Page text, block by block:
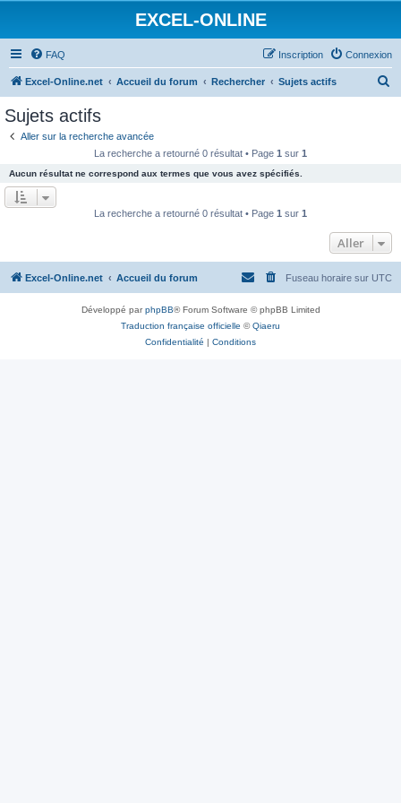
EXCEL-ONLINE
FAQ Connexion
Inscription
Excel-Online.net Accueil du forum Rechercher Sujets actifs
e
Sujets actifs
Aller sur la recherche avancée
La recherche a retourné 0 résultat • Page 1 sur 1
Aucun résultat ne correspond aux termes que vous avez spécifiés.
La recherche a retourné 0 résultat • Page 1 sur 1
Aller
Excel-Online.net Accueil du forum Fuseau horaire sur UTC
Développé parphpBB® Forum Software © phpBB Limited
Traduction française officielle ©Qiaeru
Confidentialité | Conditions